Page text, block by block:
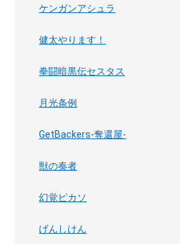
ケンガンアシュラ
健太やります！
拳闘暗黒伝セスタス
月光条例
GetBackers-奪還屋-
獣の奏者
幻覚ピカソ
げんしけん